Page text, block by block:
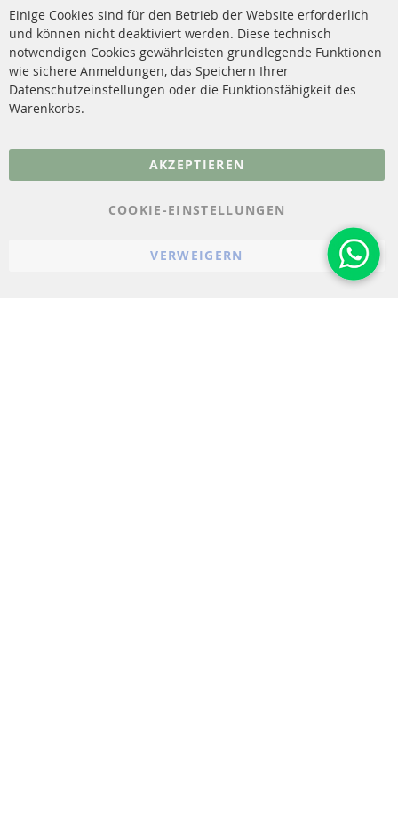
Katalysator (KAT)
Sensoren
FAQ
Versandkosten
Kontakt
Vertrag widerrufen
Einige Cookies sind für den Betrieb der Website erforderlich
und können nicht deaktiviert werden. Diese technisch
notwendigen Cookies gewährleisten grundlegende Funktionen
wie sichere Anmeldungen, das Speichern Ihrer
Datenschutzeinstellungen oder die Funktionsfähigkeit des
Warenkorbs.
AKZEPTIEREN
COOKIE-EINSTELLUNGEN
VERWEIGERN